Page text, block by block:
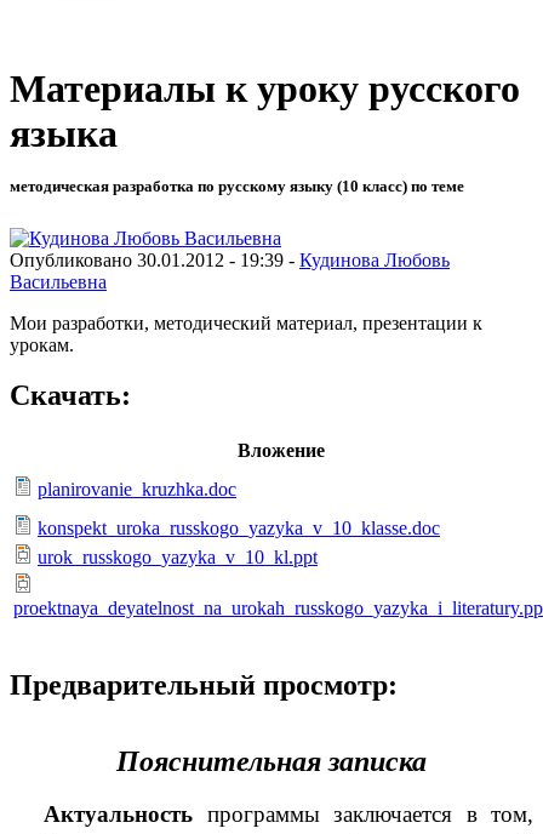
Материалы к уроку русского
языка
методическая разработка по русскому языку (10 класс) по теме
Опубликовано 30.01.2012 - 19:39 - Кудинова Любовь
Васильевна
Мои разработки, методический материал, презентации к
урокам.
Скачать:
Вложение
planirovanie_kruzhka.doc
konspekt_uroka_russkogo_yazyka_v_10_klasse.doc
urok_russkogo_yazyka_v_10_kl.ppt
Предварительный просмотр:
Пояснительная записка
Актуальность программы заключается в том,